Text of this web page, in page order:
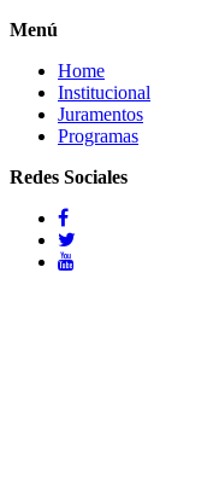
Menú
Home
Institucional
Juramentos
Programas
Redes Sociales